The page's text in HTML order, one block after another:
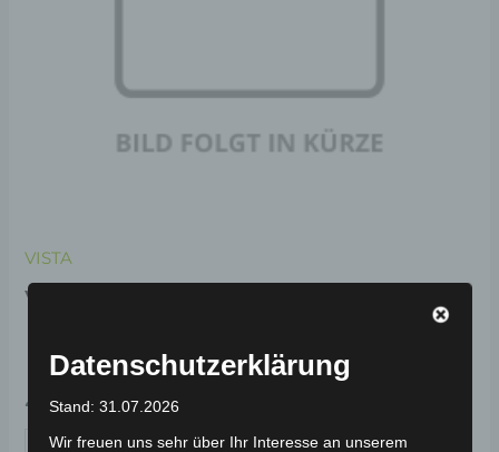
VISTA
VISTA RECHTER
49,00€ *
IN DEN WARENKORB
Datenschutzerklärung
Stand: 31.07.2026
Wir freuen uns sehr über Ihr Interesse an unserem